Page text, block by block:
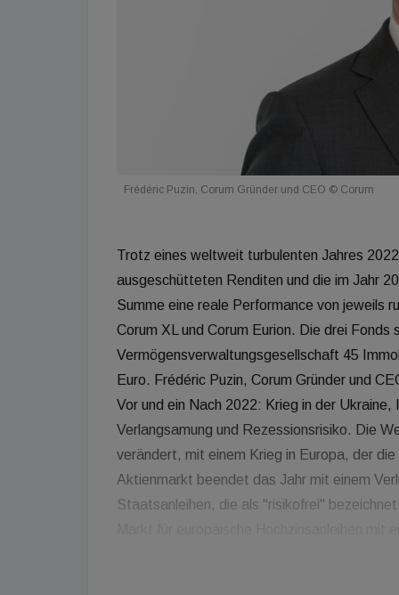
Frédéric Puzin, Corum Gründer und CEO © Corum
Trotz eines weltweit turbulenten Jahres
ausgeschütteten Renditen und die im Jahr
Summe eine reale Performance von jeweils
Corum XL und Corum Eurion. Die drei
Vermögensverwaltungsgesellschaft 45
Euro. Frédéric Puzin, Corum Gründer und
Vor und ein Nach 2022: Krieg in der
Verlangsamung und Rezessionsrisiko. Die
verändert, mit einem Krieg in Europa, der
Aktienmarkt beendet das Jahr mit einem
Staatsanleihen, die als "risikofrei"